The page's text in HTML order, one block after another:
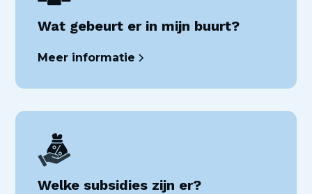
Wat gebeurt er in mijn buurt?
Meer informatie
Welke subsidies zijn er?